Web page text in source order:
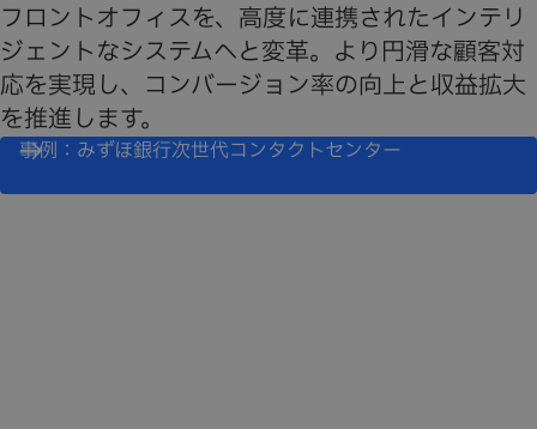
フロントオフィスを、高度に連携されたインテリ
ジェントなシステムへと変革。より円滑な顧客対
応を実現し、コンバージョン率の向上と収益拡大
を推進します。
事例：みずほ銀行次世代コンタクトセンター